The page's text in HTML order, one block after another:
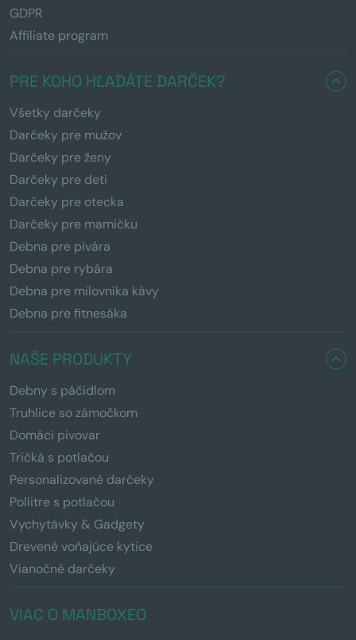
GDPR
Affiliate program
PRE KOHO HĽADÁTE DARČEK?
Všetky darčeky
Darčeky pre mužov
Darčeky pre ženy
Darčeky pre deti
Darčeky pre otecka
Darčeky pre mamičku
Debna pre pivára
Debna pre rybára
Debna pre milovníka kávy
Debna pre fitnesáka
NAŠE PRODUKTY
Debny s páčidlom
Truhlice so zámočkom
Domáci pivovar
Tričká s potlačou
Personalizované darčeky
Pollitre s potlačou
Vychytávky & Gadgety
Drevené voňajúce kytice
Vianočné darčeky
VIAC O MANBOXEO